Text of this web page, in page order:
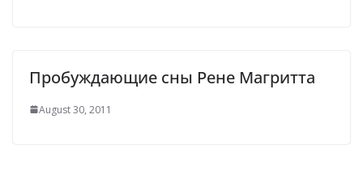
Пробуждающие сны Рене Магритта
August 30, 2011